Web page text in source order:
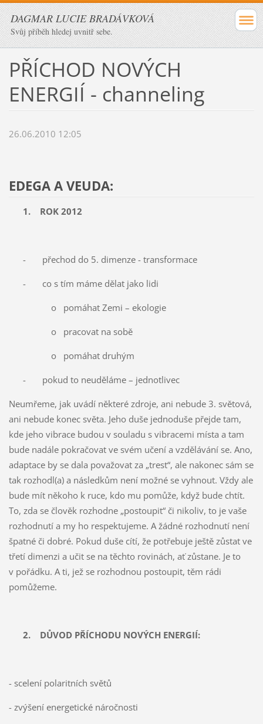
DAGMAR LUCIE BRADÁVKOVÁ
Svůj příběh hledej uvnitř sebe.
PŘÍCHOD NOVÝCH
ENERGIÍ - channeling
26.06.2010 12:05
EDEGA A VEUDA:
1. ROK 2012
- přechod do 5. dimenze - transformace
- co s tím máme dělat jako lidi
o pomáhat Zemi – ekologie
o pracovat na sobě
o pomáhat druhým
- pokud to neuděláme – jednotlivec
Neumřeme, jak uvádí některé zdroje, ani nebude 3. světová,
ani nebude konec světa. Jeho duše jednoduše přejde tam,
kde jeho vibrace budou v souladu s vibracemi místa a tam
bude nadále pokračovat ve svém učení a vzdělávání se. Ano,
adaptace by se dala považovat za „trest“, ale nakonec sám se
tak rozhodl(a) a následkům není možné se vyhnout. Vždy ale
bude mít někoho k ruce, kdo mu pomůže, když bude chtít.
To, zda se člověk rozhodne „postoupit“ či nikoliv, to je vaše
rozhodnutí a my ho respektujeme. A žádné rozhodnutí není
špatné či dobré. Pokud duše cítí, že potřebuje ještě zůstat ve
třetí dimenzi a učit se na těchto rovinách, ať zůstane. Je to
v pořádku. A ti, jež se rozhodnou postoupit, těm rádi
pomůžeme.
2. DŮVOD PŘÍCHODU NOVÝCH ENERGIÍ:
- scelení polaritních světů
- zvýšení energetické náročnosti